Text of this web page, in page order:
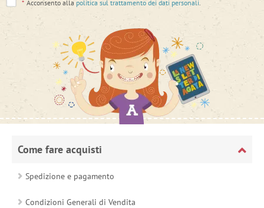
* Acconsento alla politica sul trattamento dei dati personali
Come fare acquisti
Spedizione e pagamento
Condizioni Generali di Vendita